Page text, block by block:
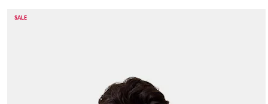
SALE